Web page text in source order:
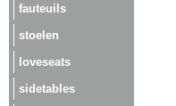
fauteuils
stoelen
loveseats
sidetables